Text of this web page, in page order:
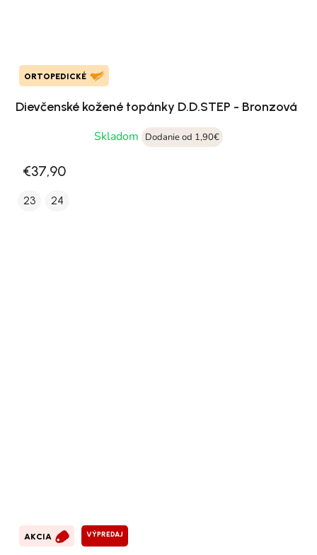
ORTOPEDICKÉ
Dievčenské kožené topánky D.D.STEP - Bronzová
Skladom
Dodanie od 1,90€
€37,90
23 24
AKCIA VÝPREDAJ